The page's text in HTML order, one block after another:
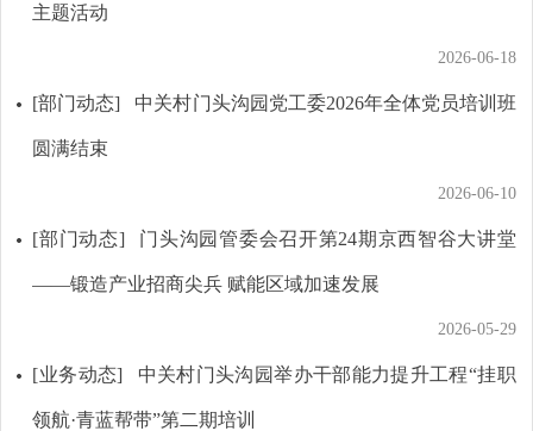
主题活动
2026-06-18
[部门动态] 中关村门头沟园党工委2026年全体党员培训班
圆满结束
2026-06-10
[部门动态] 门头沟园管委会召开第24期京西智谷大讲堂
——锻造产业招商尖兵 赋能区域加速发展
2026-05-29
[业务动态] 中关村门头沟园举办干部能力提升工程“挂职
领航·青蓝帮带”第二期培训